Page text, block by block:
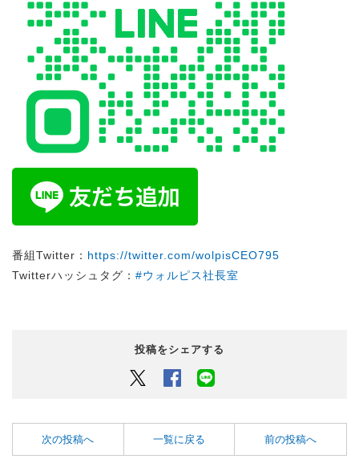
番組Twitter： https://twitter.com/wolpisCEO795
Twitterハッシュタグ： #ウォルピス社長室
投稿をシェアする
Twitter Facebook
次の投稿へ 一覧に戻る 前の投稿へ